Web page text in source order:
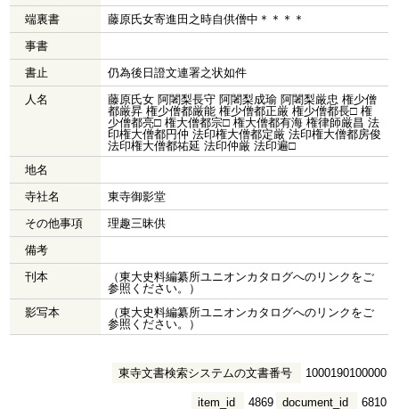
端裏書
藤原氏女寄進田之時自供僧中＊＊＊＊
事書
書止
仍為後日證文連署之状如件
人名
藤原氏女 阿闍梨長守 阿闍梨成瑜 阿闍梨厳忠 権少僧
都厳昇 権少僧都厳能 権少僧都正厳 権少僧都長□ 権
少僧都亮□ 権大僧都宗□ 権大僧都有海 権律師厳昌 法
印権大僧都円仲 法印権大僧都定厳 法印権大僧都房俊
法印権大僧都祐延 法印仲厳 法印遍□
地名
寺社名
東寺御影堂
その他事項
理趣三昧供
備考
刊本
（東大史料編纂所ユニオンカタログへのリンクをご
参照ください。）
影写本
（東大史料編纂所ユニオンカタログへのリンクをご
参照ください。）
東寺文書検索システムの文書番号 1000190100000
document_id 6810
item_id 4869